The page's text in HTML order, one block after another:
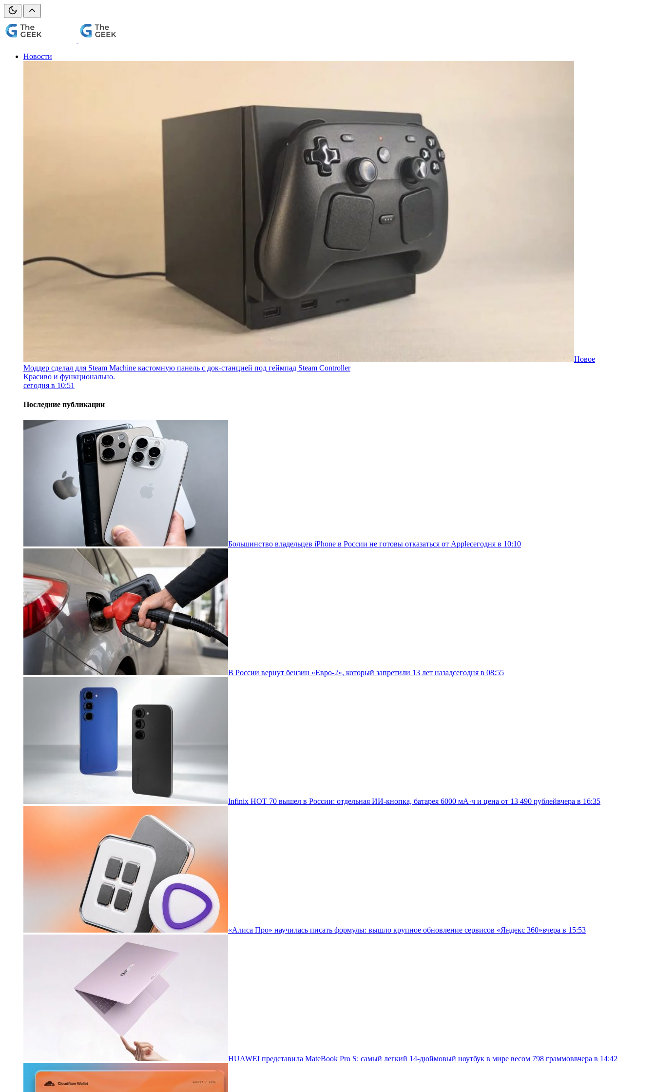
Новости
Новое
Моддер сделал для Steam Machine кастомную панель с док-станцией под геймпад Steam Controller
Красиво и функционально.
сегодня в 10:51
Последние публикации
Большинство владельцев iPhone в России не готовы отказаться от Appleсегодня в 10:10
В России вернут бензин «Евро-2», который запретили 13 лет назадсегодня в 08:55
Infinix HOT 70 вышел в России: отдельная ИИ-кнопка, батарея 6000 мА·ч и цена от 13 490 рублейвчера в 16:35
«Алиса Про» научилась писать формулы: вышло крупное обновление сервисов «Яндекс 360»вчера в 15:53
HUAWEI представила MateBook Pro S: самый легкий 14-дюймовый ноутбук в мире весом 798 граммоввчера в 14:42